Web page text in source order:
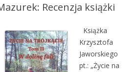
Recenzja książki
Książka
Krzysztofa
Jaworskiego
pt.: „Życie na